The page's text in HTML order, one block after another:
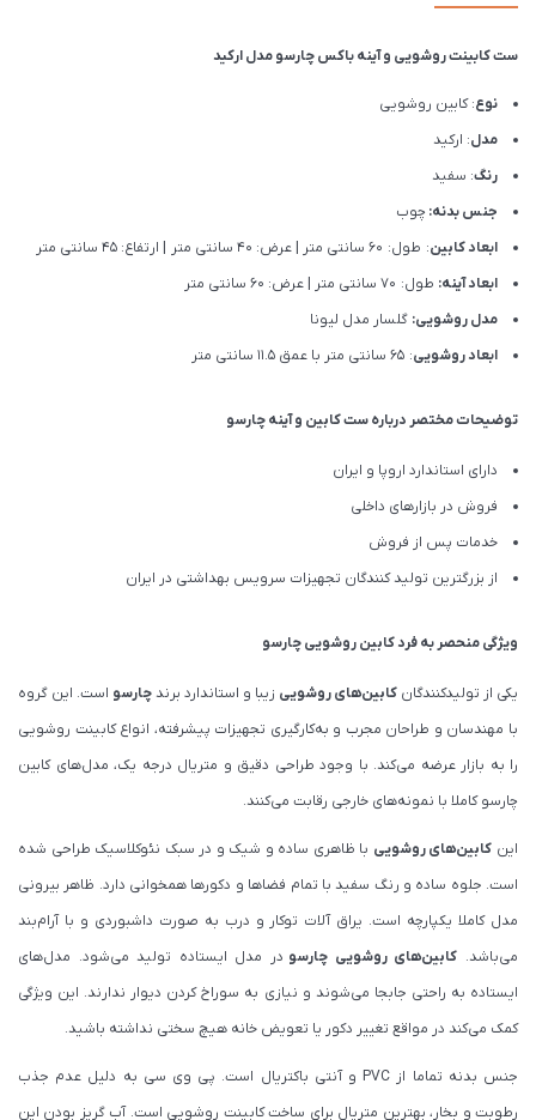
ست کابینت روشویی و آینه باکس چارسو مدل ارکید
نوع: کابین روشویی
مدل: ارکید
رنگ: سفید
جنس بدنه: چوب
ابعاد کابین: طول: 60 سانتی متر | عرض: 40 سانتی متر | ارتفاع: 45 سانتی متر
ابعاد آینه: طول: 70 سانتی متر | عرض: 60 سانتی متر
مدل روشویی: گلسار مدل لیونا
ابعاد روشویی: 65 سانتی متر با عمق 11.5 سانتی متر
توضیحات مختصر درباره ست کابین و آینه چارسو
دارای استاندارد اروپا و ایران
فروش در بازارهای داخلی
خدمات پس از فروش
از بزرگترین تولید کنندگان تجهیزات سرویس بهداشتی در ایران
ویژگی منحصر به فرد کابین روشویی چارسو
یکی از تولیدکنندگان کابین‌های روشویی زیبا و استاندارد برندچارسو است. این گروه
با مهندسان و طراحان مجرب و به‌‌کار‌گیری تجهیزات پیشرفته، انواع کابینت روشویی
را به بازار عرضه می‌کند. با وجود طراحی دقیق و متریال درجه یک، مدل‌های کابین
چارسو کاملا با نمونه‌های خارجی رقابت می‌کنند.
این کابین‌های روشویی با ظاهری ساده و شیک و در سبک نئوکلاسیک طراحی شده
است. جلوه ساده و رنگ سفید با تمام فضاها و دکورها همخوانی دارد. ظاهر بیرونی
مدل کاملا یکپارچه است. یراق آلات توکار و درب به صورت داشبوردی و با آرام‌بند
می‌باشد. کابین‌های روشویی چارسو در مدل ایستاده تولید می‌شود. مدل‌های
ایستاده به راحتی جابجا می‌شوند و نیازی به سوراخ کردن دیوار ندارند. این ویژگی
کمک می‌کند در مواقع تغییر دکور یا تعویض خانه هیچ سختی نداشته باشید.
جنس بدنه تماما از PVC و آنتی باکتریال است. پی وی سی به دلیل عدم جذب
رطوبت و بخار، بهترین متریال برای ساخت کابینت روشویی است. آب گریز بودن این